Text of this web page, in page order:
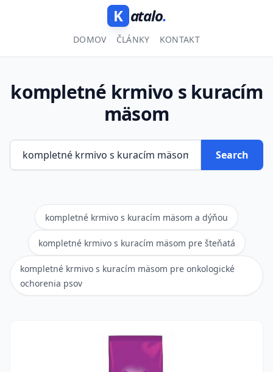
K atalo.
DOMOV ČLÁNKY KONTAKT
kompletné krmivo s kuracím
mäsom
Search
kompletné krmivo s kuracím mäsom a dýňou
kompletné krmivo s kuracím mäsom pre šteňatá
kompletné krmivo s kuracím mäsom pre onkologické
ochorenia psov